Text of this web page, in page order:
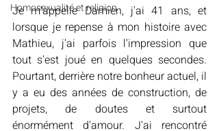
Homosexualité et religion
Je m'appelle Damien, j'ai 41 ans, et
lorsque je repense à mon histoire avec
Mathieu, j'ai parfois l'impression que
tout s'est joué en quelques secondes.
Pourtant, derrière notre bonheur actuel, il
y a eu des années de construction, de
projets, de doutes et surtout
énormément d'amour. J'ai rencontré